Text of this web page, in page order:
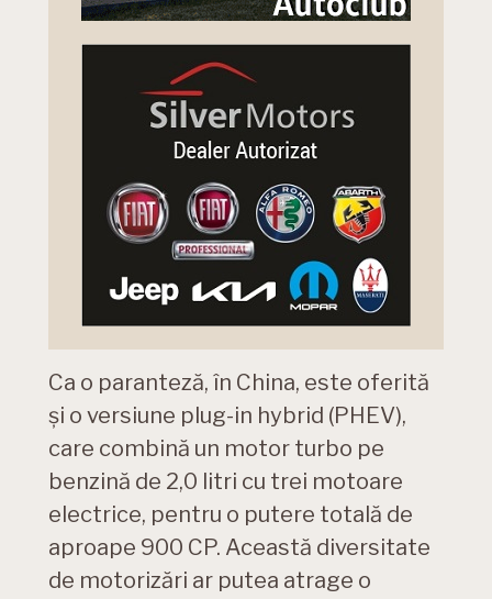
Ca o paranteză, în China, este oferită
și o versiune plug-in hybrid (PHEV),
care combină un motor turbo pe
benzină de 2,0 litri cu trei motoare
electrice, pentru o putere totală de
aproape 900 CP. Această diversitate
de motorizări ar putea atrage o